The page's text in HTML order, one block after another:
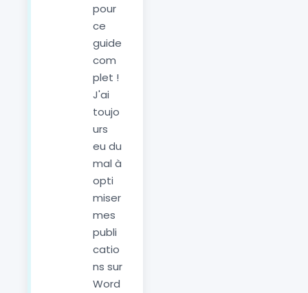
pour
ce
guide
com
plet !
J'ai
toujo
urs
eu du
mal à
opti
miser
mes
publi
catio
ns sur
Word